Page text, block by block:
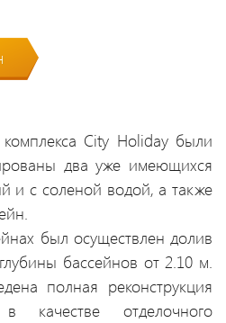
City Holiday были
два уже имеющихся
и с соленой водой, а также
был осуществлен долив
бассейнов от 2.10 м.
полная реконструкция
качестве отделочного